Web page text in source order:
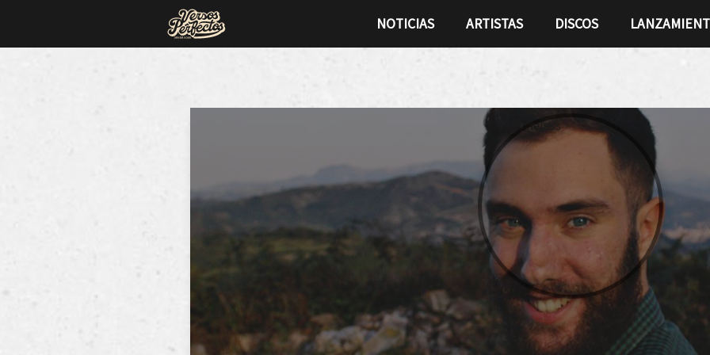
NOTICIAS ARTISTAS DISCOS